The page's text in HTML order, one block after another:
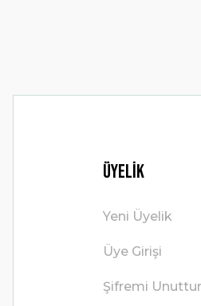
Üyelik
Yeni Üyelik
Üye Girişi
Şifremi